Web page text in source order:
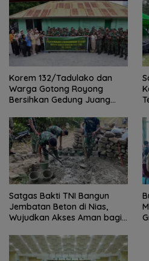
Korem 132/Tadulako dan
Warga Gotong Royong
Bersihkan Gedung Juang
Satgas Bakti TNI Bangun
Jembatan Beton di Nias,
Wujudkan Akses Aman bagi